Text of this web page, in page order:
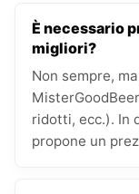
È necessario
migliori?
Non sempre,
ridotti, ecc.). In
propone un